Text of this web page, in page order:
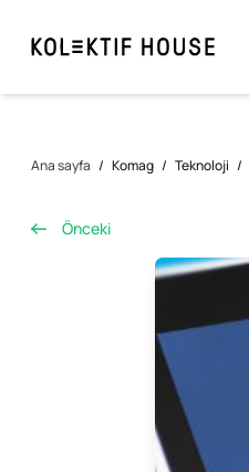
Ana sayfa / Komag / Teknoloji /
Önceki